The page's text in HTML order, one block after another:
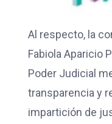
Al respecto, la
Fabiola Aparicio
Poder Judicial
transparencia y
impartición de